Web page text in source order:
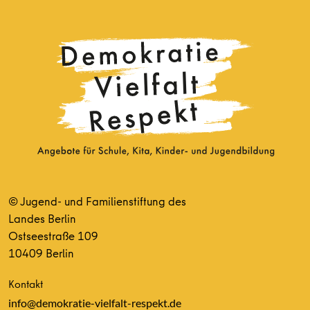
© Jugend- und Familienstiftung des
Landes Berlin
Ostseestraße 109
10409 Berlin
Kontakt
info@demokratie-vielfalt-respekt.de